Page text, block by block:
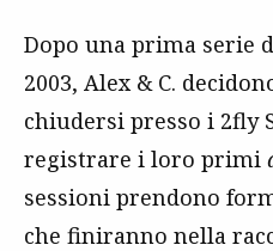
Dopo una prima serie
2003, Alex & C.
chiudersi presso i 2fly
registrare i loro primi
sessioni prendono
che finiranno nella